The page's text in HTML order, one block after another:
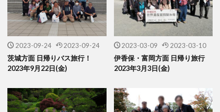
2023-09-24 2023-09-24
茨城方面 日帰りバス旅行！
2023年9月22日(金)
2023-03-09 2023-03-10
伊香保・富岡方面 日帰り旅行
2023年3月3日(金)